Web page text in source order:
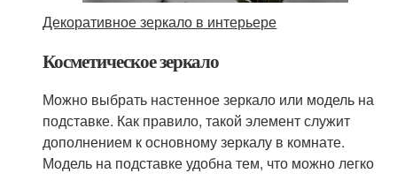
Декоративное зеркало в интерьере
Косметическое зеркало
Можно выбрать настенное зеркало или модель на
подставке. Как правило, такой элемент служит
дополнением к основному зеркалу в комнате.
Модель на подставке удобна тем, что можно легко